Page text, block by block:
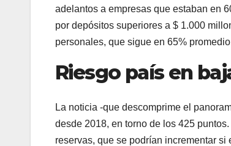
adelantos a empresas que estaban en
por depósitos superiores a $ 1.000
personales, que sigue en 65%
Riesgo país en
La noticia -que descomprime el
desde 2018, en torno de los 425
reservas, que se podrían incrementar